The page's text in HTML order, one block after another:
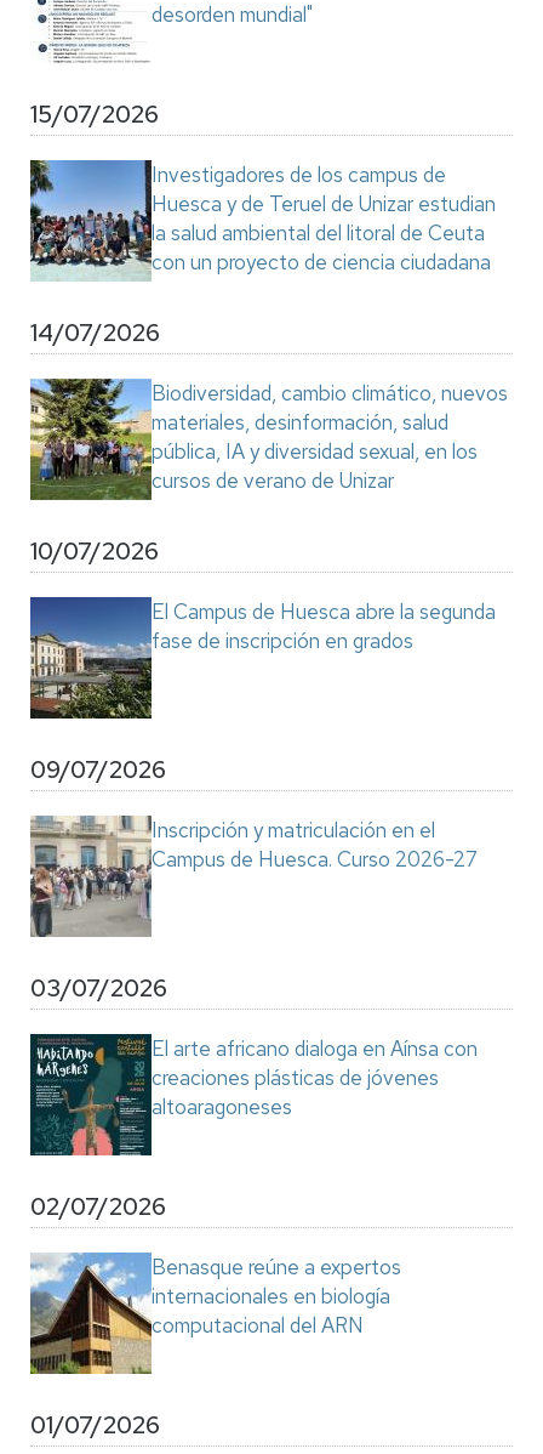
desorden mundial"
15/07/2026
Investigadores de los campus de
Huesca y de Teruel de Unizar estudian
la salud ambiental del litoral de Ceuta
con un proyecto de ciencia ciudadana
14/07/2026
Biodiversidad, cambio climático, nuevos
materiales, desinformación, salud
pública, IA y diversidad sexual, en los
cursos de verano de Unizar
10/07/2026
El Campus de Huesca abre la segunda
fase de inscripción en grados
09/07/2026
Inscripción y matriculación en el
Campus de Huesca. Curso 2026-27
03/07/2026
El arte africano dialoga en Aínsa con
creaciones plásticas de jóvenes
altoaragoneses
02/07/2026
Benasque reúne a expertos
internacionales en biología
computacional del ARN
01/07/2026